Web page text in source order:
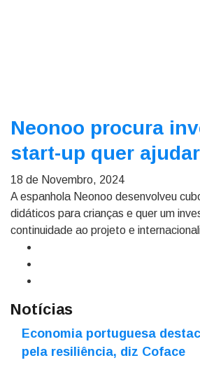
Neonoo procura
start-up quer
18 de Novembro, 2024
A espanhola Neonoo desenvolveu
didáticos para crianças e quer um
continuidade ao projeto e
Notícias
Economia portuguesa
pela resiliência, diz Coface